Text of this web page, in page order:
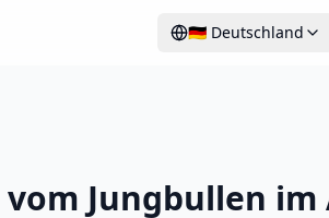
🇩🇪 Deutschland
Jungbullen